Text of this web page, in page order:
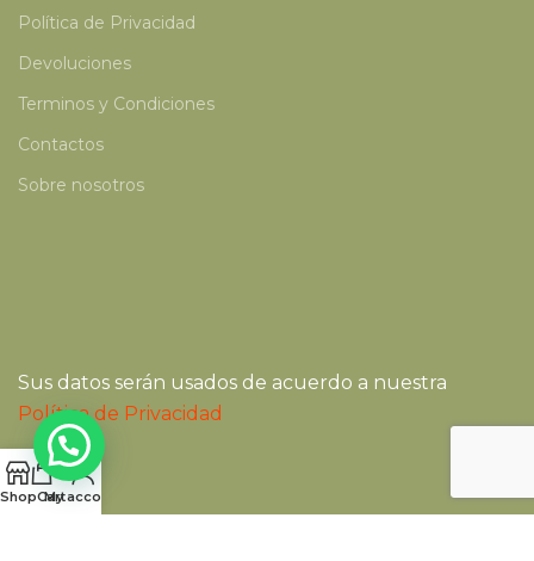
Política de Privacidad
Devoluciones
Terminos y Condiciones
Contactos
Sobre nosotros
Sus datos serán usados de acuerdo a nuestra
Política de Privacidad
ShopCart
My account